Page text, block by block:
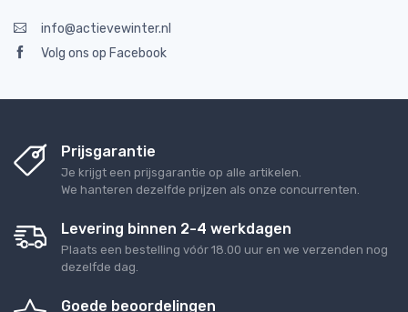
info@actievewinter.nl
Volg ons op Facebook
Prijsgarantie
Je krijgt een prijsgarantie op alle artikelen.
We hanteren dezelfde prijzen als onze concurrenten.
Levering binnen 2-4 werkdagen
Plaats een bestelling vóór 18.00 uur en we verzenden nog
dezelfde dag.
Goede beoordelingen